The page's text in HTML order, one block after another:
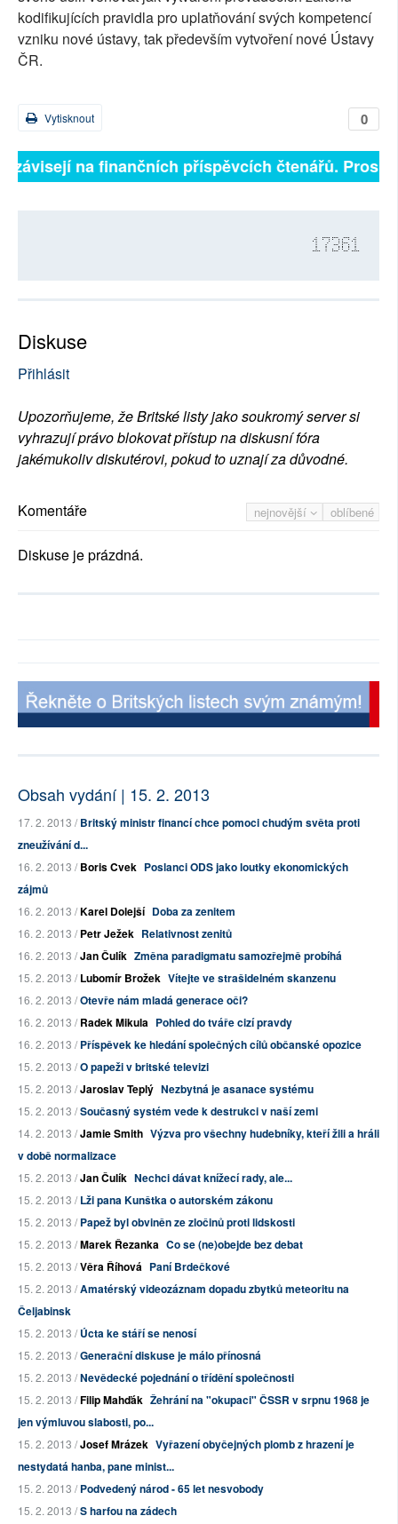
kodifikujících pravidla pro uplatňování svých kompetencí
vzniku nové ústavy, tak především vytvoření nové Ústavy
ČR.
0
Vytisknout
na finančních příspěvcích čtenářů.
17361
Diskuse
Přihlásit
Upozorňujeme, že Britské listy jako soukromý server si
vyhrazují právo blokovat přístup na diskusní fóra
jakémukoliv diskutérovi, pokud to uznají za důvodné.
nejnovější oblíbené
Komentáře
Diskuse je prázdná.
Obsah vydání | 15. 2. 2013
17. 2. 2013 /Britský ministr financí chce pomoci chudým světa proti
zneužívání d...
16. 2. 2013 /Boris Cvek Poslanci ODS jako loutky ekonomických
zájmů
16. 2. 2013 /Karel Dolejší Doba za zenitem
16. 2. 2013 /Petr Ježek Relativnost zenitů
16. 2. 2013 /Jan Čulík Změna paradigmatu samozřejmě probíhá
15. 2. 2013 /Lubomír Brožek Vítejte ve strašidelném skanzenu
16. 2. 2013 /Otevře nám mladá generace oči?
16. 2. 2013 /Radek Mikula Pohled do tváře cizí pravdy
16. 2. 2013 /Příspěvek ke hledání společných cílů občanské opozice
15. 2. 2013 /O papeži v britské televizi
15. 2. 2013 /Jaroslav Teplý Nezbytná je asanace systému
15. 2. 2013 /Současný systém vede k destrukci v naší zemi
14. 2. 2013 /Jamie Smith Výzva pro všechny hudebníky, kteří žili a hráli
v době normalizace
15. 2. 2013 /Jan Čulík Nechci dávat knížecí rady, ale...
15. 2. 2013 /Lži pana Kunštka o autorském zákonu
15. 2. 2013 /Papež byl obviněn ze zločinů proti lidskosti
15. 2. 2013 /Marek Řezanka Co se (ne)obejde bez debat
15. 2. 2013 /Věra Říhová Paní Brdečkové
15. 2. 2013 /Amatérský videozáznam dopadu zbytků meteoritu na
Čeljabinsk
15. 2. 2013 /Úcta ke stáří se nenosí
15. 2. 2013 /Generační diskuse je málo přínosná
15. 2. 2013 /Nevědecké pojednání o třídění společnosti
15. 2. 2013 /Filip Mahďák Žehrání na "okupaci" ČSSR v srpnu 1968 je
jen výmluvou slabosti, po...
15. 2. 2013 /Josef Mrázek Vyřazení obyčejných plomb z hrazení je
nestydatá hanba, pane minist...
15. 2. 2013 /Podvedený národ - 65 let nesvobody
15. 2. 2013 /S harfou na zádech